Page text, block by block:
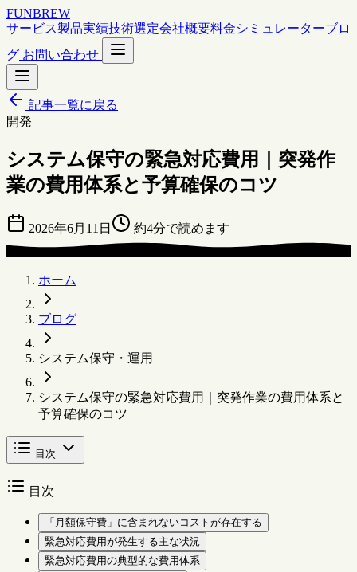
FUNBREW
サービス製品実績技術選定会社概要料金シミュレーターブロ
グ お問い合わせ
記事一覧に戻る
開発
システム保守の緊急対応費用｜突発作
業の費用体系と予算確保のコツ
2026年6月11日 約4分で読めます
ホーム
ブログ
システム保守・運用
システム保守の緊急対応費用｜突発作業の費用体系と
予算確保のコツ
目次
目次
「月額保守費」に含まれないコストが存在する
緊急対応費用が発生する主な状況
緊急対応費用の典型的な費用体系